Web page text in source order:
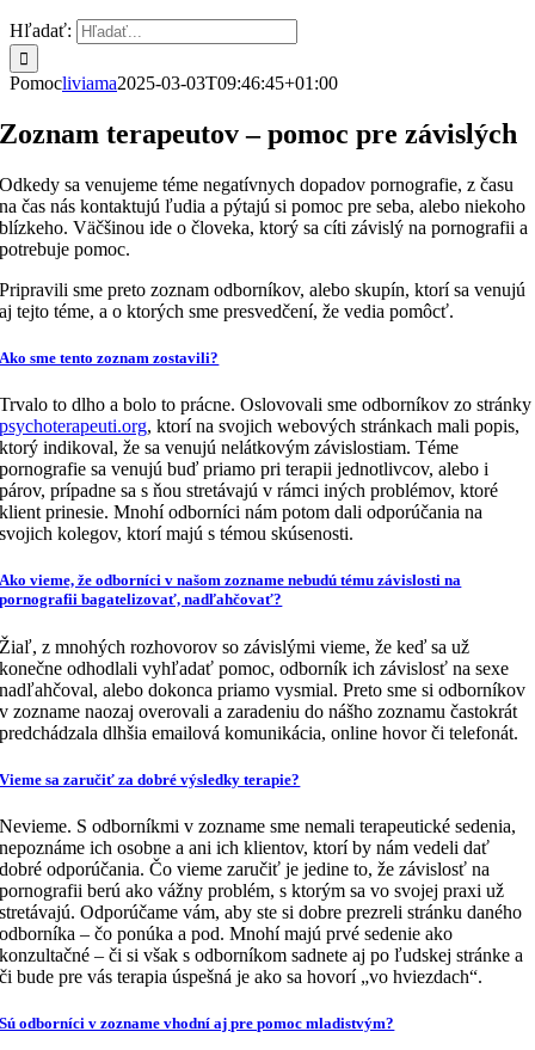
Hľadať:
Pomocliviama2025-03-03T09:46:45+01:00
Zoznam terapeutov – pomoc pre závislých
Odkedy sa venujeme téme negatívnych dopadov pornografie, z času
na čas nás kontaktujú ľudia a pýtajú si pomoc pre seba, alebo niekoho
blízkeho. Väčšinou ide o človeka, ktorý sa cíti závislý na pornografii a
potrebuje pomoc.
Pripravili sme preto zoznam odborníkov, alebo skupín, ktorí sa venujú
aj tejto téme, a o ktorých sme presvedčení, že vedia pomôcť.
Ako sme tento zoznam zostavili?
Trvalo to dlho a bolo to prácne. Oslovovali sme odborníkov zo stránky
psychoterapeuti.org, ktorí na svojich webových stránkach mali popis,
ktorý indikoval, že sa venujú nelátkovým závislostiam. Téme
pornografie sa venujú buď priamo pri terapii jednotlivcov, alebo i
párov, prípadne sa s ňou stretávajú v rámci iných problémov, ktoré
klient prinesie. Mnohí odborníci nám potom dali odporúčania na
svojich kolegov, ktorí majú s témou skúsenosti.
Ako vieme, že odborníci v našom zozname nebudú tému závislosti na
pornografii bagatelizovať, nadľahčovať?
Žiaľ, z mnohých rozhovorov so závislými vieme, že keď sa už
konečne odhodlali vyhľadať pomoc, odborník ich závislosť na sexe
nadľahčoval, alebo dokonca priamo vysmial. Preto sme si odborníkov
v zozname naozaj overovali a zaradeniu do nášho zoznamu častokrát
predchádzala dlhšia emailová komunikácia, online hovor či telefonát.
Vieme sa zaručiť za dobré výsledky terapie?
Nevieme. S odborníkmi v zozname sme nemali terapeutické sedenia,
nepoznáme ich osobne a ani ich klientov, ktorí by nám vedeli dať
dobré odporúčania. Čo vieme zaručiť je jedine to, že závislosť na
pornografii berú ako vážny problém, s ktorým sa vo svojej praxi už
stretávajú. Odporúčame vám, aby ste si dobre prezreli stránku daného
odborníka – čo ponúka a pod. Mnohí majú prvé sedenie ako
konzultačné – či si však s odborníkom sadnete aj po ľudskej stránke a
či bude pre vás terapia úspešná je ako sa hovorí „vo hviezdach“.
Sú odborníci v zozname vhodní aj pre pomoc mladistvým?